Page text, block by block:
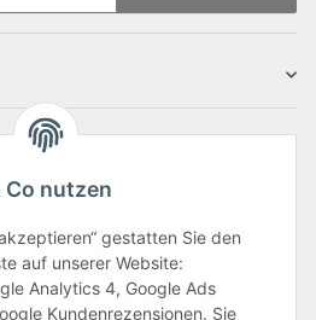
Co nutzen
gestatten Sie den
auf unserer Website:
Analytics 4, Google Ads
Kundenrezensionen. Sie